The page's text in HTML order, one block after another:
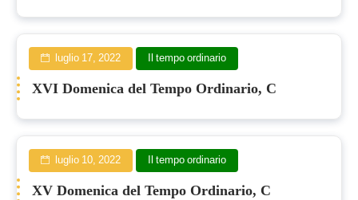
luglio 17, 2022 Il tempo ordinario
XVI Domenica del Tempo Ordinario, C
luglio 10, 2022 Il tempo ordinario
XV Domenica del Tempo Ordinario, C